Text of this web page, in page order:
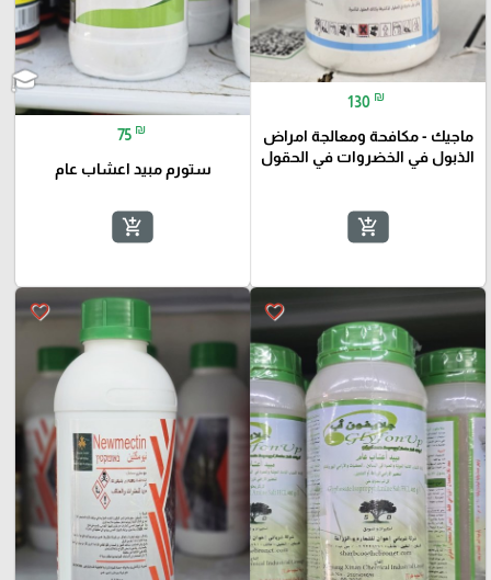
130 ₪
ماجيك - مكافحة ومعالجة امراض
الذبول في الخضروات في الحقول
add_shopping_cart
75 ₪
ستورم مبيد اعشاب عام
add_shopping_cart
favorite_border
favorite_border